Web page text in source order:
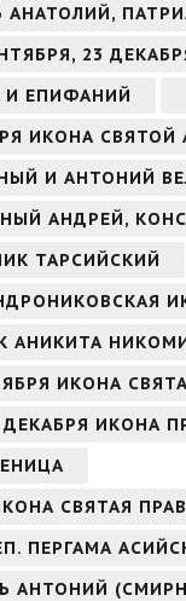
АНАТОЛИЙ,
23
И ЕПИФАНИЙ
ИКОНА
И АНТОНИЙ
АНДРЕЙ,
ТАРСИЙСКИЙ
АНИКИТА
ИКОНА
ДЕКАБРЯ
СВЯТАЯ
ПЕРГАМА
АНТОНИЙ